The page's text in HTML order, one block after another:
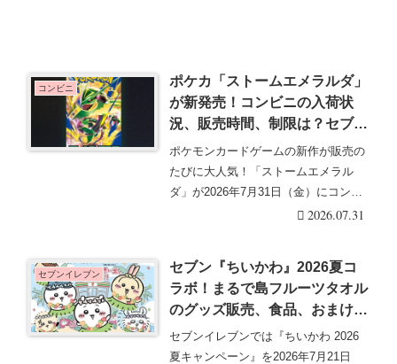
コンビニ
ポケカ「ストームエメラルダ」
が新発売！コンビニの入荷状
況、販売時間、制限は？セブ
ン、ファミマ、ローソン、ミニ
ストップ、ドンキも？
ポケモンカードゲームの新作が販売の
たびに大人気！「ストームエメラル
ダ」が2026年7月31日（金）にコンビ
ニなどでも販売・・・続きを読む
2026.07.31
セブンイレブン
セブン『ちいかわ』2026夏コ
ラボ！まるで島フルーツタオル
のグッズ販売、食品、おまけが
もらえるキャンペーンも！取扱
店はどこ？口コミ、売り切れ、
セブンイレブンでは『ちいかわ 2026
夏キャンペーン』を2026年7月21日